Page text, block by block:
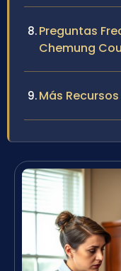
Preguntas
Chemung
Más